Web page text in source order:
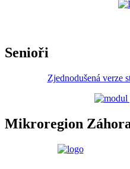
Senioři
Zjednodušená verze
Mikroregion